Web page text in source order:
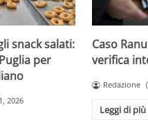
snack salati:
per
2026
Caso
verifica
Redazione
Leggi di più